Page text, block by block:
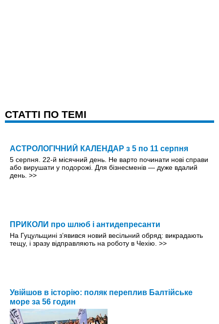
CТАТТІ ПО ТЕМІ
АСТРОЛОГІЧНИЙ КАЛЕНДАР з 5 по 11 серпня
5 серпня. 22-й місячний день. Не варто починати нові справи
або вирушати у подорожі. Для бізнесменів — дуже вдалий
день. >>
ПРИКОЛИ про шлюб і антидепресанти
На Гуцульщині з’явився новий весільний обряд: викрадають
тещу, і зразу відправляють на роботу в Чехію. >>
Увійшов в історію: поляк переплив Балтійське
море за 56 годин